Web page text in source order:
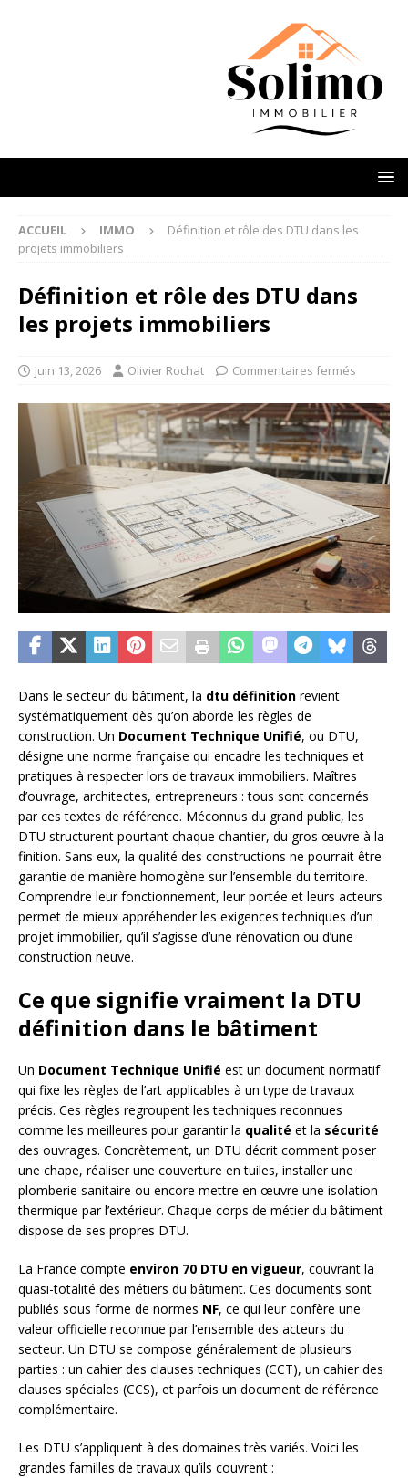
ACCUEIL IMMO
Définition et rôle des DTU dans les
projets immobiliers
Définition et rôle des DTU dans
les projets immobiliers
juin 13, 2026 Olivier Rochat Commentaires fermés
Dans le secteur du bâtiment, la dtu définition revient
systématiquement dès qu’on aborde les règles de
construction. Un Document Technique Unifié, ou DTU,
désigne une norme française qui encadre les techniques et
pratiques à respecter lors de travaux immobiliers. Maîtres
d’ouvrage, architectes, entrepreneurs : tous sont concernés
par ces textes de référence. Méconnus du grand public, les
DTU structurent pourtant chaque chantier, du gros œuvre à la
finition. Sans eux, la qualité des constructions ne pourrait être
garantie de manière homogène sur l’ensemble du territoire.
Comprendre leur fonctionnement, leur portée et leurs acteurs
permet de mieux appréhender les exigences techniques d’un
projet immobilier, qu’il s’agisse d’une rénovation ou d’une
construction neuve.
Ce que signifie vraiment la DTU
définition dans le bâtiment
Un Document Technique Unifié est un document normatif
qui fixe les règles de l’art applicables à un type de travaux
précis. Ces règles regroupent les techniques reconnues
comme les meilleures pour garantir la qualité et la sécurité
des ouvrages. Concrètement, un DTU décrit comment poser
une chape, réaliser une couverture en tuiles, installer une
plomberie sanitaire ou encore mettre en œuvre une isolation
thermique par l’extérieur. Chaque corps de métier du bâtiment
dispose de ses propres DTU.
La France compte environ 70 DTU en vigueur, couvrant la
quasi-totalité des métiers du bâtiment. Ces documents sont
publiés sous forme de normes NF, ce qui leur confère une
valeur officielle reconnue par l’ensemble des acteurs du
secteur. Un DTU se compose généralement de plusieurs
parties : un cahier des clauses techniques (CCT), un cahier des
clauses spéciales (CCS), et parfois un document de référence
complémentaire.
Les DTU s’appliquent à des domaines très variés. Voici les
grandes familles de travaux qu’ils couvrent :